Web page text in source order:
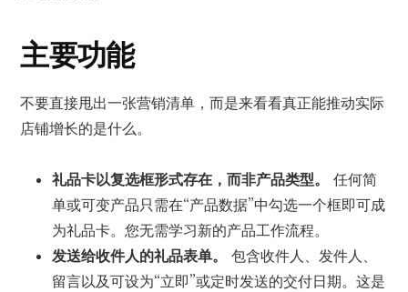
主要功能
不要直接甩出一张营销清单，而是来看看真正能推动实际
店铺增长的是什么。
礼品卡以复选框形式存在，而非产品类型。
任何简
单或可变产品只需在“产品数据”中勾选一个框即可成
为礼品卡。您无需学习新的产品工作流程。
发送给收件人的礼品表单。
包含收件人、发件人、
留言以及可设为“立即”或定时发送的交付日期。这是